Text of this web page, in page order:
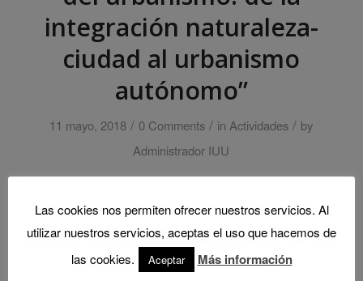
integración naturaleza-
ciudad al urbanismo
autónomo”
11 mayo, 2018 / 0 Comments / in Actividades / by
Administrador IUU
El próximo jueves 17 de mayo, a las 11:00
, tendrá lugar en elsalón de grados de
Las cookies nos permiten ofrecer nuestros servicios. Al
utilizar nuestros servicios, aceptas el uso que hacemos de
las cookies.
Aceptar Más información